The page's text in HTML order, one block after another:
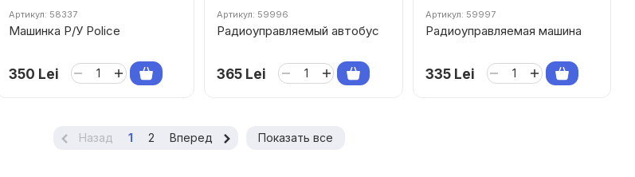
Артикул: 58337
Машинка Р/У Police
350 Lei
Артикул: 59996
Радиоуправляемый автобус
365 Lei
Артикул: 59997
Радиоуправляемая машина
335 Lei
Назад 1 2 Вперед Показать все